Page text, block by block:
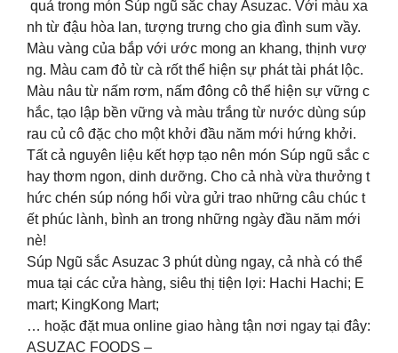
quả trong món Súp ngũ sắc chay Asuzac. Với màu xa
nh từ đậu hòa lan, tượng trưng cho gia đình sum vầy.
Màu vàng của bắp với ước mong an khang, thịnh vượ
ng. Màu cam đỏ từ cà rốt thể hiện sự phát tài phát lộc.
Màu nâu từ nấm rơm, nấm đông cô thể hiện sự vững c
hắc, tạo lập bền vững và màu trắng từ nước dùng súp
rau củ cô đặc cho một khởi đầu năm mới hứng khởi.
Tất cả nguyên liệu kết hợp tạo nên món Súp ngũ sắc c
hay thơm ngon, dinh dưỡng. Cho cả nhà vừa thưởng t
hức chén súp nóng hổi vừa gửi trao những câu chúc t
ết phúc lành, bình an trong những ngày đầu năm mới
nè!
Súp Ngũ sắc Asuzac 3 phút dùng ngay, cả nhà có thể
mua tại các cửa hàng, siêu thị tiện lợi: Hachi Hachi; E
mart; KingKong Mart;
… hoặc đặt mua online giao hàng tận nơi ngay tại đây:
ASUZAC FOODS –